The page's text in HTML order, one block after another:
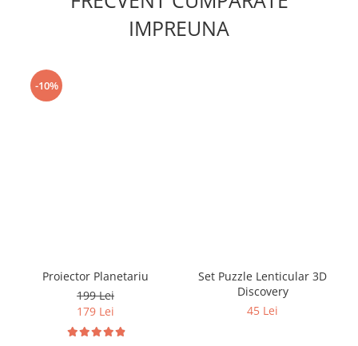
IMPREUNA
-10%
Proiector Planetariu
199 Lei
179 Lei
Set Puzzle Lenticular 3D
Discovery
45 Lei